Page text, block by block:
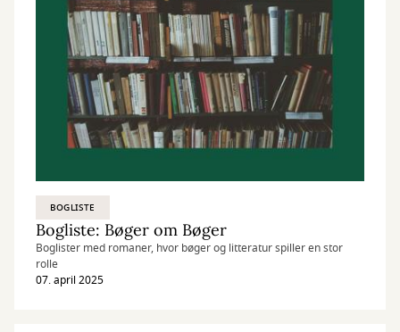
BOGLISTE
Bogliste: Bøger om Bøger
Boglister med romaner, hvor bøger og litteratur spiller en stor
rolle
07. april 2025